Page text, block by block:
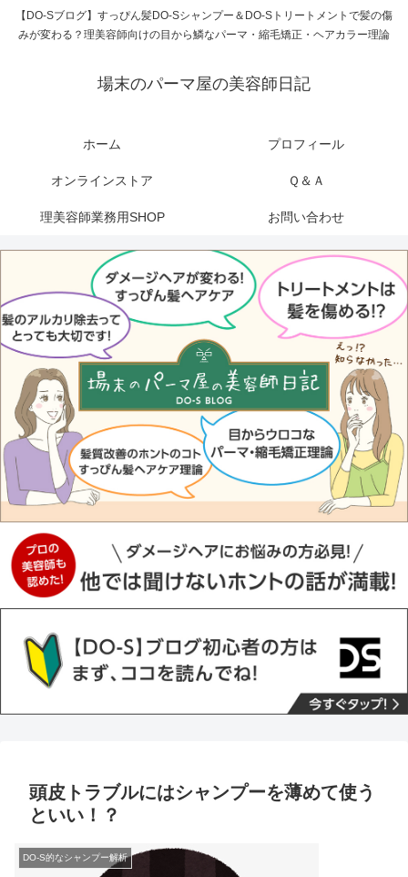
【DO-Sブログ】すっぴん髪DO-Sシャンプー＆DO-Sトリートメントで髪の傷
みが変わる？理美容師向けの目から鱗なパーマ・縮毛矯正・ヘアカラー理論
場末のパーマ屋の美容師日記
ホーム プロフィール
オンラインストア Ｑ＆Ａ
理美容師業務用SHOP お問い合わせ
頭皮トラブルにはシャンプーを薄めて使う
といい！？
DO-S的なシャンプー解析